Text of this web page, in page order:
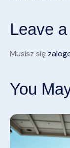
Leave
Musisz się
You